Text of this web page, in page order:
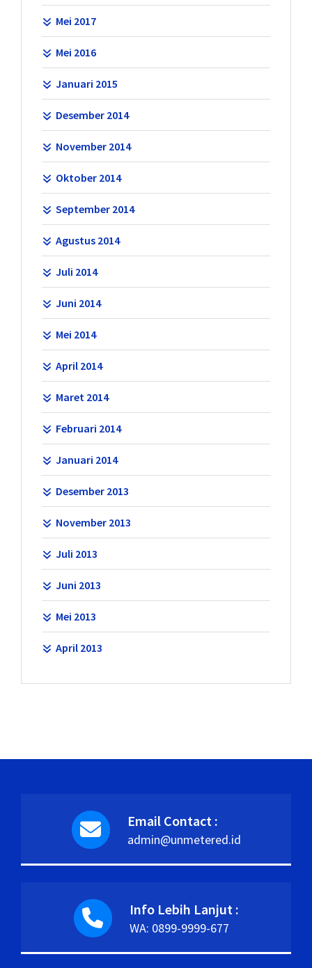
Mei 2017
Mei 2016
Januari 2015
Desember 2014
November 2014
Oktober 2014
September 2014
Agustus 2014
Juli 2014
Juni 2014
Mei 2014
April 2014
Maret 2014
Februari 2014
Januari 2014
Desember 2013
November 2013
Juli 2013
Juni 2013
Mei 2013
April 2013
Email Contact :
admin@unmetered.id
Info Lebih Lanjut :
WA: 0899-9999-677